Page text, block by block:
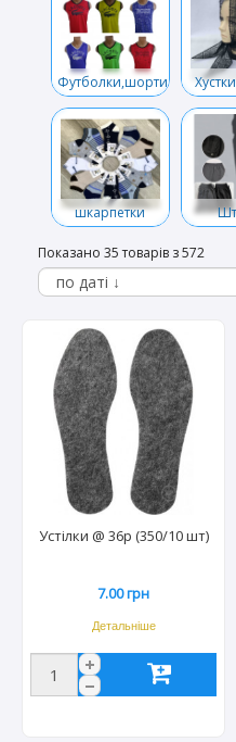
шкарпетки
Показано 35 товарів з 572
Устілки @ 36р (350/10 шт)
7.00 грн
Детальніше